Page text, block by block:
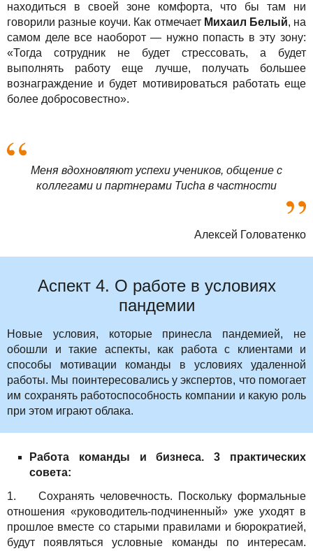
находиться в своей зоне комфорта, что бы там ни
говорили разные коучи. Как отмечает Михаил Белый, на
самом деле все наоборот — нужно попасть в эту зону:
«Тогда сотрудник не будет стрессовать, а будет
выполнять работу еще лучше, получать большее
вознаграждение и будет мотивироваться работать еще
более добросовестно».
Меня вдохновляют успехи учеников, общение с
коллегами и партнерами Tucha в частности
Алексей Головатенко
Аспект 4. О работе в условиях
пандемии
Новые условия, которые принесла пандемией, не
обошли и такие аспекты, как работа с клиентами и
способы мотивации команды в условиях удаленной
работы. Мы поинтересовались у экспертов, что помогает
им сохранять работоспособность компании и какую роль
при этом играют облака.
Работа команды и бизнеса. 3 практических
совета:
1. Сохранять человечность. Поскольку формальные
отношения «руководитель-подчиненный» уже уходят в
прошлое вместе со старыми правилами и бюрократией,
будут появляться условные команды по интересам.